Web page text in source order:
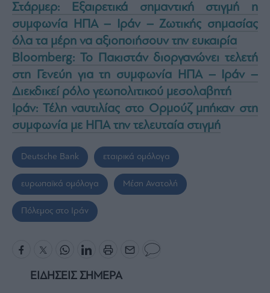
Στάρμερ: Εξαιρετικά σημαντική στιγμή η
συμφωνία ΗΠΑ – Ιράν – Ζωτικής σημασίας
όλα τα μέρη να αξιοποιήσουν την ευκαιρία
Bloomberg: Το Πακιστάν διοργανώνει τελετή
στη Γενεύη για τη συμφωνία ΗΠΑ – Ιράν –
Διεκδικεί ρόλο γεωπολιτικού μεσολαβητή
Ιράν: Τέλη ναυτιλίας στο Ορμούζ μπήκαν στη
συμφωνία με ΗΠΑ την τελευταία στιγμή
Deutsche Bank εταιρικά ομόλογα
ευρωπαϊκά ομόλογα Μέση Ανατολή
Πόλεμος στο Ιράν
ΕΙΔΗΣΕΙΣ ΣΗΜΕΡΑ